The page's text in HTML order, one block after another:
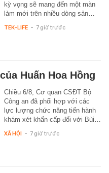
kỳ vọng sẽ mang đến một màn
làm mới trên nhiều dòng sản…
TEK-LIFE - 7 giờ trước
Huấn Hoa Hồng
Chiều 6/8, Cơ quan CSĐT Bộ
Công an đã phối hợp với các
lực lượng chức năng tiến hành
khám xét khẩn cấp đối với Bùi…
XÃ HỘI - 7 giờ trước